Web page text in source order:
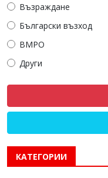
Възраждане
Български възход
ВМРО
Други
КАТЕГОРИИ